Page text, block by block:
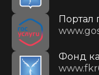
Портал
Фонд